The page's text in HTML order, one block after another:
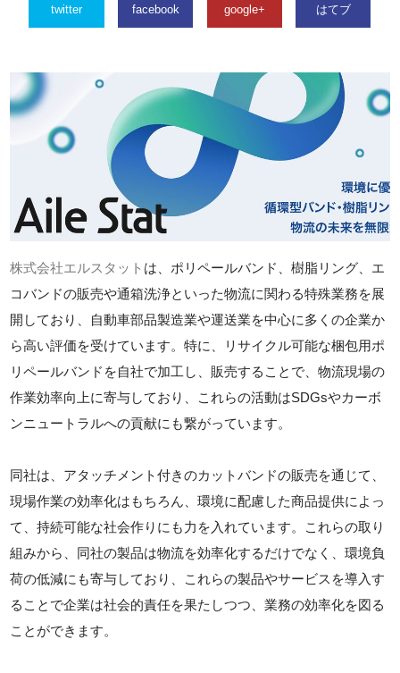
twitter facebook google+ はてブ
株式会社エルスタット は、ポリペールバンド、樹脂リング、エ
コバンドの販売や通箱洗浄といった物流に関わる特殊業務を展
開しており、自動車部品製造業や運送業を中心に多くの企業か
ら高い評価を受けています。特に、リサイクル可能な梱包用ポ
リペールバンドを自社で加工し、販売することで、物流現場の
作業効率向上に寄与しており、これらの活動はSDGsやカーボ
ンニュートラルへの貢献にも繋がっています。
同社は、アタッチメント付きのカットバンドの販売を通じて、
現場作業の効率化はもちろん、環境に配慮した商品提供によっ
て、持続可能な社会作りにも力を入れています。これらの取り
組みから、同社の製品は物流を効率化するだけでなく、環境負
荷の低減にも寄与しており、これらの製品やサービスを導入す
ることで企業は社会的責任を果たしつつ、業務の効率化を図る
ことができます。